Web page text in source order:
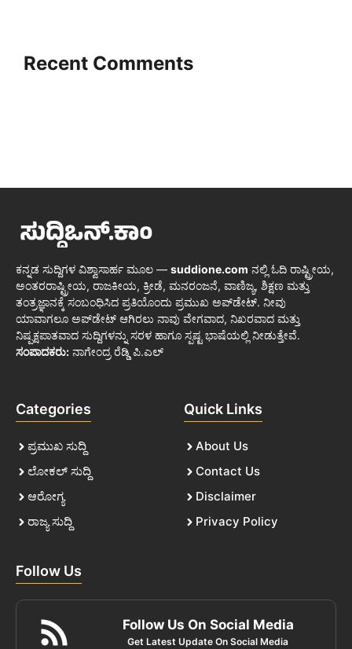
Recent Comments
ಕನ್ನಡ ಸುದ್ದಿಗಳ ವಿಶ್ವಾಸಾರ್ಹ ಮೂಲ — suddione.com ನಲ್ಲಿ ಓದಿ ರಾಷ್ಟ್ರೀಯ,
ಅಂತರರಾಷ್ಟ್ರೀಯ, ರಾಜಕೀಯ, ಕ್ರೀಡೆ, ಮನರಂಜನೆ, ವಾಣಿಜ್ಯ, ಶಿಕ್ಷಣ ಮತ್ತು
ತಂತ್ರಜ್ಞಾನಕ್ಕೆ ಸಂಬಂಧಿಸಿದ ಪ್ರತಿಯೊಂದು ಪ್ರಮುಖ ಅಪ್‌ಡೇಟ್. ನೀವು
ಯಾವಾಗಲೂ ಅಪ್‌ಡೇಟ್ ಆಗಿರಲು ನಾವು ವೇಗವಾದ, ನಿಖರವಾದ ಮತ್ತು
ನಿಷ್ಪಕ್ಷಪಾತವಾದ ಸುದ್ದಿಗಳನ್ನು ಸರಳ ಹಾಗೂ ಸ್ಪಷ್ಟ ಭಾಷೆಯಲ್ಲಿ ನೀಡುತ್ತೇವೆ.
ಸಂಪಾದಕರು: ನಾಗೇಂದ್ರ ರೆಡ್ಡಿ ಪಿ.ಎಲ್
Categories
ಪ್ರಮುಖ ಸುದ್ದಿ
ಲೋಕಲ್ ಸುದ್ದಿ
ಆರೋಗ್ಯ
ರಾಜ್ಯ ಸುದ್ದಿ
Quick Links
About Us
Contact Us
Disclaimer
Privacy Policy
Follow Us
Follow Us On Social Media
Get Latest Update On Social Media